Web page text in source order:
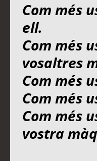
Com més
ell.
Com més
vosaltres
Com més
Com més
Com més
vostra